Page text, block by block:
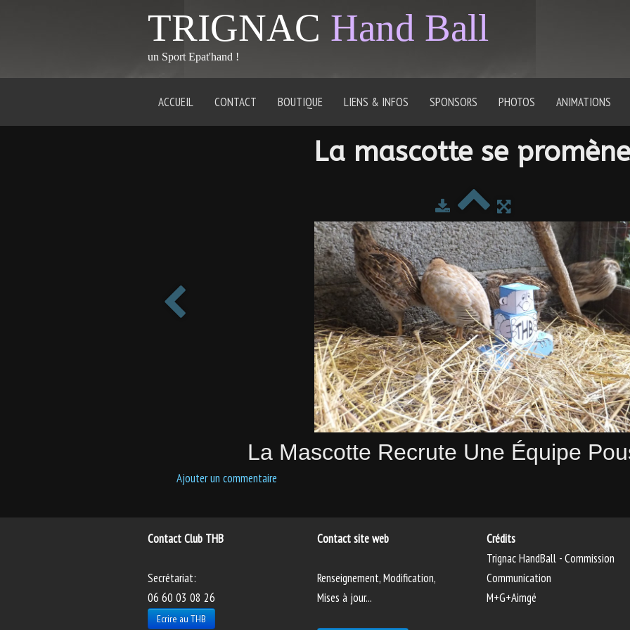
TRIGNAC Hand Ball
un Sport Epat'hand !
ACCUEIL CONTACT BOUTIQUE LIENS & INFOS SPONSORS PHOTOS ANIMATIONS
La mascotte se promène
La Mascotte Recrute Une Équipe
Ajouter un commentaire
Contact Club THB
Secrétariat:
06 60 03 08 26
Ecrire au THB
Contact site web
Renseignement, Modification,
Mises à jour...
Crédits
Trignac HandBall - Commission
Communication
M+G+Aimgé